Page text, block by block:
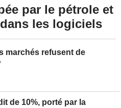
marchés refusent de
de 10%, porté par la
par le pétrole et
les logiciels